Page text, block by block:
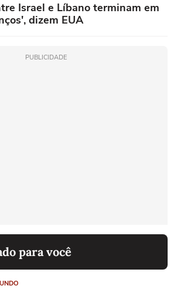
Israel e Líbano terminam em
dizem EUA
PUBLICIDADE
para você